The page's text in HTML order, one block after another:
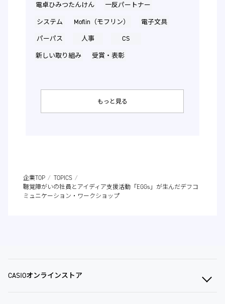
電卓ひみつたんけん
一反パートナー
システム
Moflin（モフリン）
電子文具
パーパス
人事
CS
新しい取り組み
受賞・表彰
もっと見る
企業TOP
TOPICS
聴覚障がいの社員とアイディア支援活動「EGGs」が生んだデフコ
ミュニケーション・ワークショップ
CASIOオンラインストア